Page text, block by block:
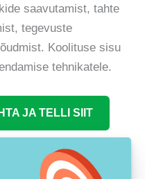
saavutamist, tahte
tegevuste
Koolituse sisu
tehnikatele.
JA TELLI SIIT